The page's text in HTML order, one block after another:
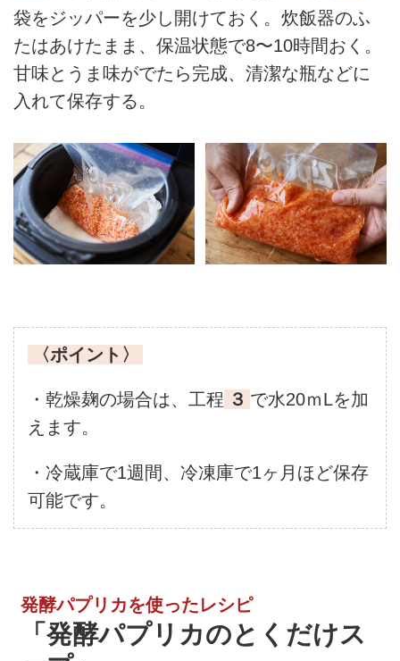
袋をジッパーを少し開けておく。炊飯器のふ
たはあけたまま、保温状態で8〜10時間おく。
甘味とうま味がでたら完成、清潔な瓶などに
入れて保存する。
〈ポイント〉
・乾燥麹の場合は、工程 ３ で水20ｍLを加
えます。
・冷蔵庫で1週間、冷凍庫で1ヶ月ほど保存
可能です。
発酵パプリカを使ったレシピ
「発酵パプリカのとくだけス